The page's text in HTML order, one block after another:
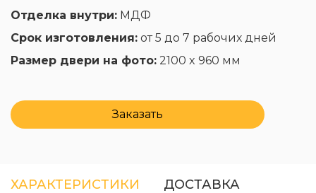
Отделка внутри: МДФ
Срок изготовления: от 5 до 7 рабочих дней
Размер двери на фото: 2100 x 960 мм
Заказать
ХАРАКТЕРИСТИКИ ДОСТАВКА